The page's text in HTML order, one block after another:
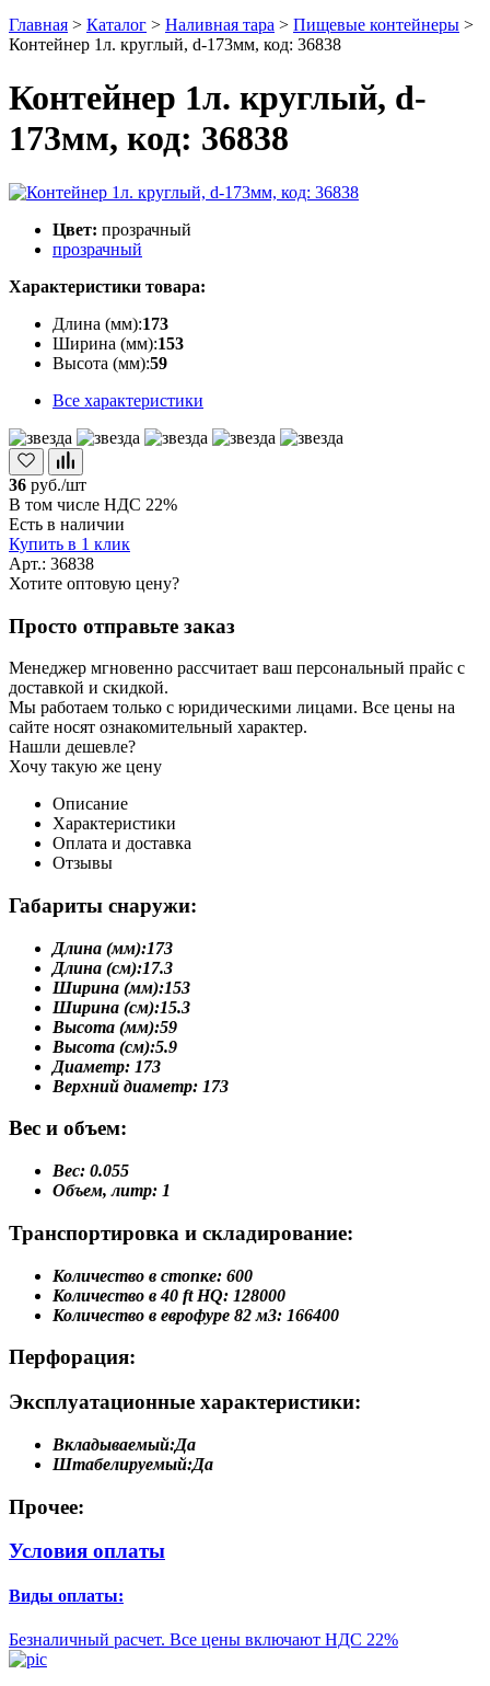
Главная > Каталог > Наливная тара > Пищевые контейнеры >
Контейнер 1л. круглый, d-173мм, код: 36838
Контейнер 1л. круглый, d-
173мм, код: 36838
Цвет: прозрачный
прозрачный
Характеристики товара:
Длина (мм):173
Ширина (мм):153
Высота (мм):59
Все характеристики
36 руб./шт
В том числе НДС 22%
Есть в наличии
Купить в 1 клик
Арт.: 36838
Хотите оптовую цену?
Просто отправьте заказ
Менеджер мгновенно рассчитает ваш персональный прайс с
доставкой и скидкой.
Мы работаем только с юридическими лицами. Все цены на
сайте носят ознакомительный характер.
Нашли дешевле?
Хочу такую же цену
Описание
Характеристики
Оплата и доставка
Отзывы
Габариты снаружи:
Длина (мм):173
Длина (см):17.3
Ширина (мм):153
Ширина (см):15.3
Высота (мм):59
Высота (см):5.9
Диаметр: 173
Верхний диаметр: 173
Вес и объем:
Вес: 0.055
Объем, литр: 1
Транспортировка и складирование:
Количество в стопке: 600
Количество в 40 ft HQ: 128000
Количество в еврофуре 82 м3: 166400
Перфорация:
Эксплуатационные характеристики:
Вкладываемый:Да
Штабелируемый:Да
Прочее:
Условия оплаты
Виды оплаты:
Безналичный расчет. Все цены включают НДС 22%